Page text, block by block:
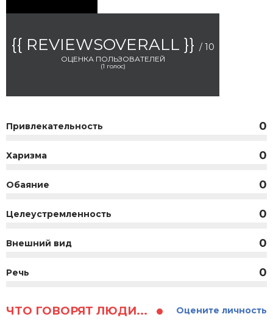
{{ REVIEWSOVERALL }} / 10
ОЦЕНКА ПОЛЬЗОВАТЕЛЕЙ
(1 голос)
Привлекательность 0
Харизма 0
Обаяние 0
Целеустремленность 0
Внешний вид 0
Речь 0
ЧТО ГОВОРЯТ ЛЮДИ... Оцените личность